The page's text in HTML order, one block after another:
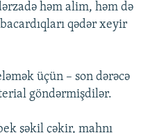
həm alim, həm də
qədər xeyir
üçün – son dərəcə
göndərmişdilər.
şəkil çəkir, mahnı